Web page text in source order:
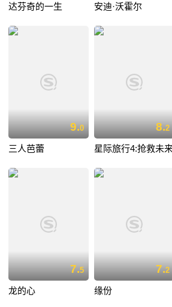
达芬奇的一生 安迪·沃霍尔
9.0
三人芭蕾
8.2
星际旅行4:抢救未
7.5
龙的心
7.2
缘份